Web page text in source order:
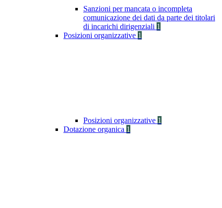
Sanzioni per mancata o incompleta
comunicazione dei dati da parte dei titolari
di incarichi dirigenziali 1
Posizioni organizzative 1
Posizioni organizzative 1
Dotazione organica 1